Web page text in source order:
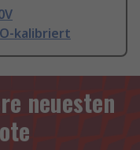
kalibriert
neuesten